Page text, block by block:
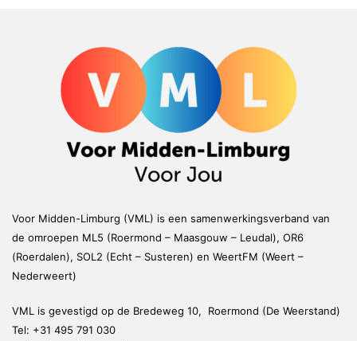
Voor Midden-Limburg (VML) is een samenwerkingsverband van
de omroepen ML5 (Roermond – Maasgouw – Leudal), OR6
(Roerdalen), SOL2 (Echt – Susteren) en WeertFM (Weert –
Nederweert)
VML is gevestigd op de Bredeweg 10, Roermond (De Weerstand)
Tel: +31 495 791 030